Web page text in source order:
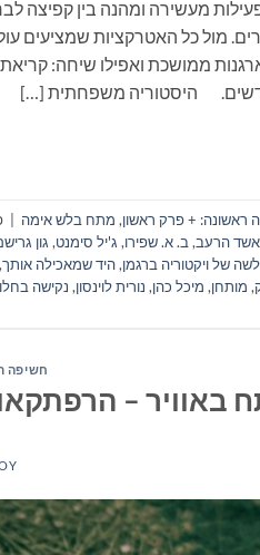
מעשירה ומהנה בין קפיצה
מול כל האטרקציות שמציעים
היסטוריה משפחתית […]
ראשונה: + פרק ראשון, מתח בלש אימה
אשד הרעב, ב. א. שפירו, ג'יל סימנט, גון
של ויקטוריה ברגמן,היד שמאכילה אותך,
, מותחן, מיכל כהן, נורית לוינסון, נקישה
חשיפה
באוויר – הרפתקאות,